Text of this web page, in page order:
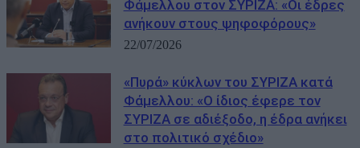
Φάμελλου στον ΣΥΡΙΖΑ: «Οι έδρες
ανήκουν στους ψηφοφόρους»
22/07/2026
«Πυρά» κύκλων του ΣΥΡΙΖΑ κατά
Φάμελλου: «Ο ίδιος έφερε τον
ΣΥΡΙΖΑ σε αδιέξοδο, η έδρα ανήκει
στο πολιτικό σχέδιο»